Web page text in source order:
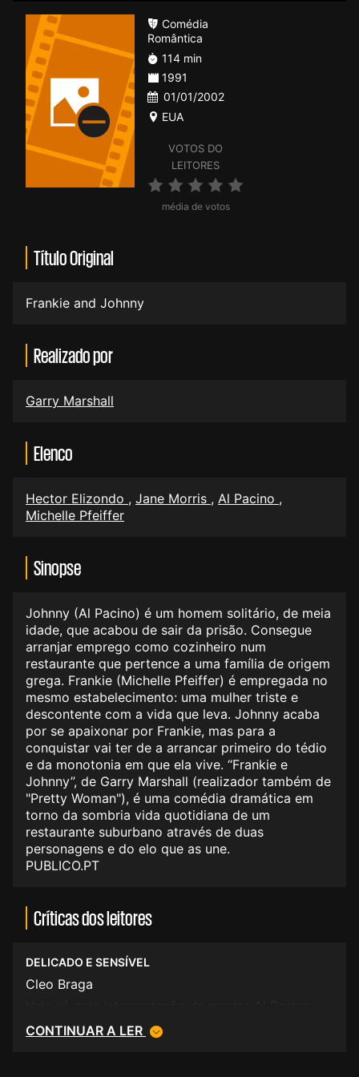
VOTOS DO
LEITORES
média de votos
Comédia
Romântica
114 min
1991
01/01/2002
EUA
Título Original
Frankie and Johnny
Realizado por
Garry Marshall
Elenco
Hector Elizondo , Jane Morris , Al Pacino ,
Michelle Pfeiffer
Sinopse
Johnny (Al Pacino) é um homem solitário, de meia
idade, que acabou de sair da prisão. Consegue
arranjar emprego como cozinheiro num
restaurante que pertence a uma família de origem
grega. Frankie (Michelle Pfeiffer) é empregada no
mesmo estabelecimento: uma mulher triste e
descontente com a vida que leva. Johnny acaba
por se apaixonar por Frankie, mas para a
conquistar vai ter de a arrancar primeiro do tédio
e da monotonia em que ela vive. “Frankie e
Johnny”, de Garry Marshall (realizador também de
"Pretty Woman"), é uma comédia dramática em
torno da sombria vida quotidiana de um
restaurante suburbano através de duas
personagens e do elo que as une.
PUBLICO.PT
Críticas dos leitores
DELICADO E SENSÍVEL
Cleo Braga
CONTINUAR A LER